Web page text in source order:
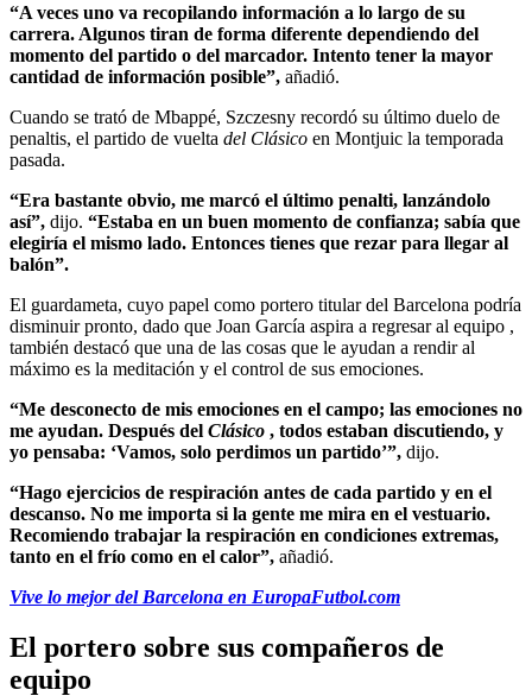
“A veces uno va recopilando información a lo largo de su
carrera. Algunos tiran de forma diferente dependiendo del
momento del partido o del marcador. Intento tener la mayor
cantidad de información posible”, añadió.
Cuando se trató de Mbappé, Szczesny recordó su último duelo de
penaltis, el partido de vuelta del Clásico en Montjuic la temporada
pasada.
“Era bastante obvio, me marcó el último penalti, lanzándolo
así”, dijo. “Estaba en un buen momento de confianza; sabía que
elegiría el mismo lado. Entonces tienes que rezar para llegar al
balón”.
El guardameta, cuyo papel como portero titular del Barcelona podría
disminuir pronto, dado que Joan García aspira a regresar al equipo ,
también destacó que una de las cosas que le ayudan a rendir al
máximo es la meditación y el control de sus emociones.
“Me desconecto de mis emociones en el campo; las emociones no
me ayudan. Después del Clásico , todos estaban discutiendo, y
yo pensaba: ‘Vamos, solo perdimos un partido’”, dijo.
“Hago ejercicios de respiración antes de cada partido y en el
descanso. No me importa si la gente me mira en el vestuario.
Recomiendo trabajar la respiración en condiciones extremas,
tanto en el frío como en el calor”, añadió.
Vive lo mejor del Barcelona en EuropaFutbol.com
El portero sobre sus compañeros de
equipo